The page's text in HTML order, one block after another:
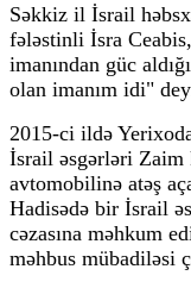
Səkkiz il İsrail
fələstinli İsra
imanından güc
olan imanım idi"
2015-ci ildə
İsrail əsgərləri Zaim
avtomobilinə atəş
Hadisədə bir İsrail
cəzasına məhkum
məhbus mübadiləsi